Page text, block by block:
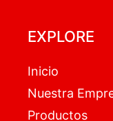
EXPLORE
Inicio
Nuestra
Productos